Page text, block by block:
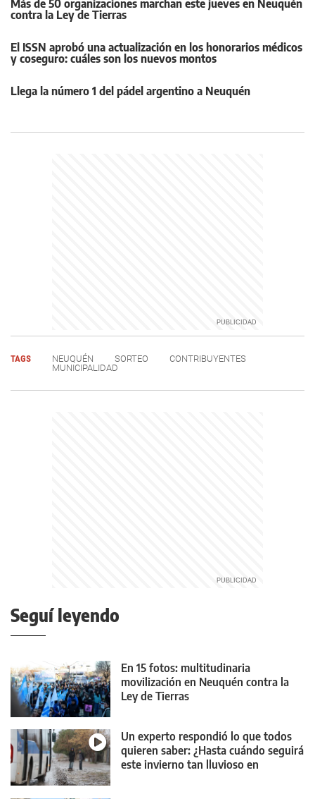
Más de 50 organizaciones marchan este jueves en Neuquén
contra la Ley de Tierras
El ISSN aprobó una actualización en los honorarios médicos
y coseguro: cuáles son los nuevos montos
Llega la número 1 del pádel argentino a Neuquén
TAGS NEUQUÉN SORTEO
CONTRIBUYENTES
MUNICIPALIDAD
Seguí leyendo
En 15 fotos: multitudinaria
movilización en Neuquén contra la
Ley de Tierras
Un experto respondió lo que todos
quieren saber: ¿Hasta cuándo seguirá
este invierno tan lluvioso en